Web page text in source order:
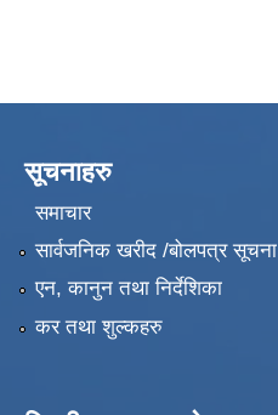
सूचनाहरु
समाचार
सार्वजनिक खरीद /बोलपत्र सूचना
एन, कानुन तथा निर्देशिका
कर तथा शुल्कहरु